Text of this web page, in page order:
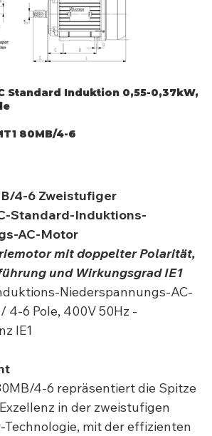
Standard Induktion 0,55-0,37kW,
80MB/4-6
4-6 Zweistufiger
Standard-Induktions-
AC-Motor
mit doppelter Polarität,
und Wirkungsgrad IE1
Niederspannungs-AC-
4-6 Pole, 400V 50Hz -
IE1
4-6 repräsentiert die Spitze
in der zweistufigen
mit der effizienten